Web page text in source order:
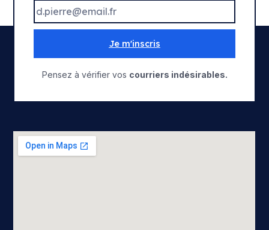
Je m'inscris
Pensez à vérifier vos courriers indésirables.